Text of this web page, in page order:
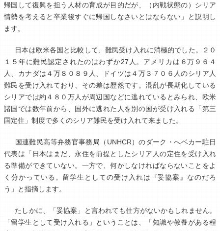
帰国して復興を担う人材の育成が目的だが、（内戦状態の）シリア
情勢を考えると卒業後すぐに帰国しなさいとはならない」と説明し
ます。
日本は欧米各国と比較して、難民受け入れに消極的でした。２０
１５年に難民認定されたのはわずか27人。アメリカは６万９６４
人、カナダは４万８０８９人、ドイツは４万３７０６人のシリア人
難民を受け入れており、その差は歴然です。混乱が長期化している
シリアでは約４８０万人が周辺国などに逃れているとみられ、欧米
諸国では数年前から、国外に逃れた人を別の国が受け入れる「第三
国定住」制度で多くのシリア難民を受け入れて来ました。
国連難民高等弁務官事務局（UNHCR）のダーク・へベカー駐日
代表は「日本はまだ、永住を前提としたシリア人の定住を受け入れ
る準備ができていない。一方で、何かしなければならないことをよ
く分かっている。留学生としての受け入れは『妥協案』なのだろ
う」と指摘します。
たしかに、「妥協案」と言われても仕方がないかもしれません。
「留学生として受け入れる」ということは、「知識や教養がある程